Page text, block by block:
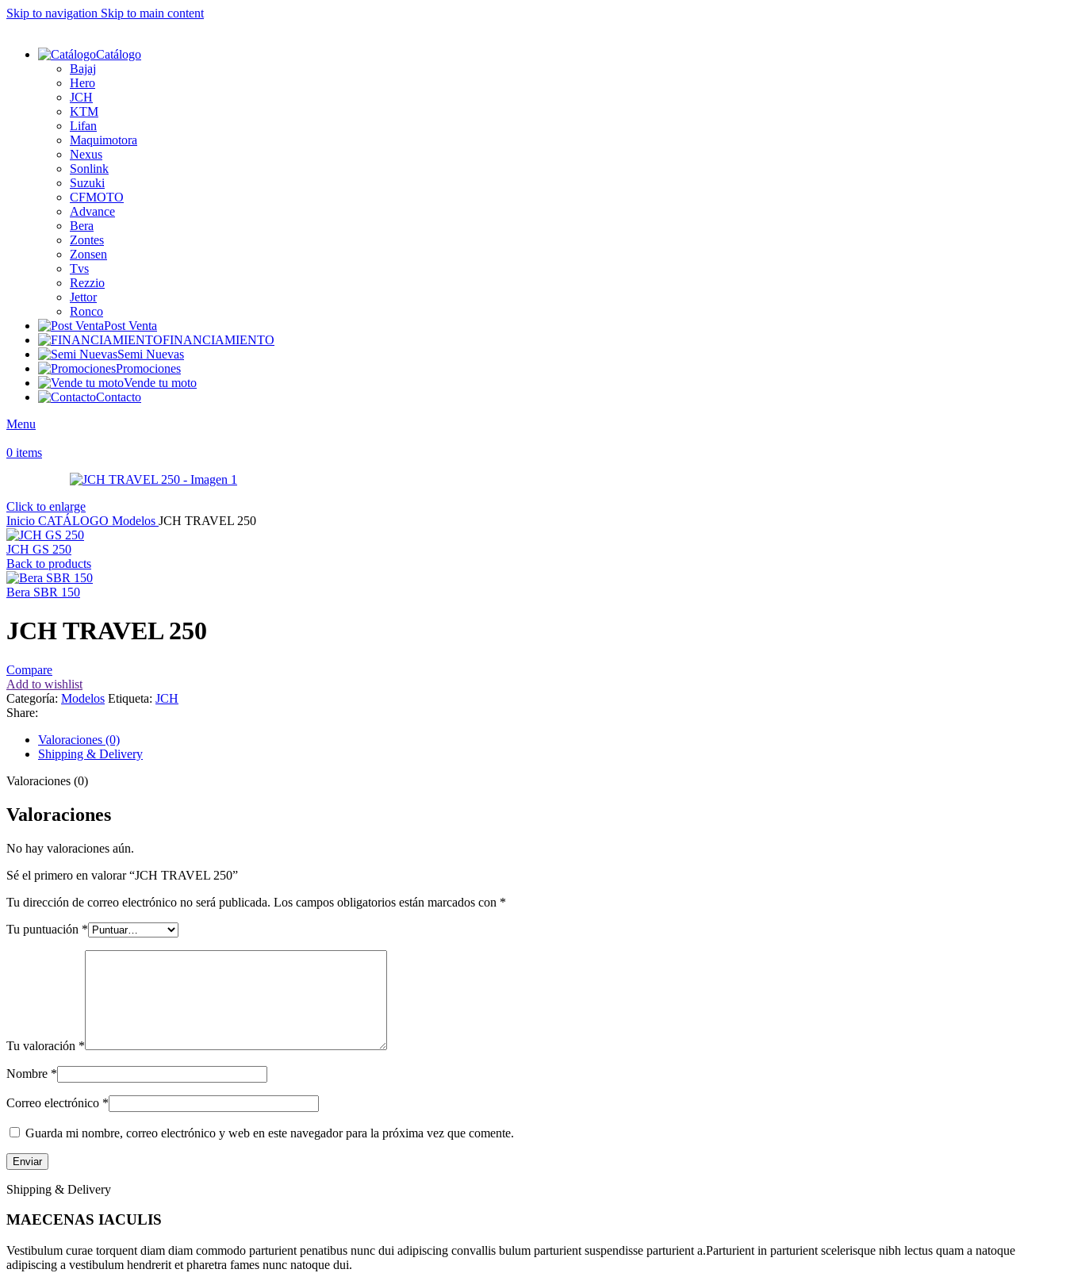
Skip to navigation Skip to main content
Catálogo
Bajaj
Hero
JCH
KTM
Lifan
Maquimotora
Nexus
Sonlink
Suzuki
CFMOTO
Advance
Bera
Zontes
Zonsen
Tvs
Rezzio
Jettor
Ronco
Post Venta
FINANCIAMIENTO
Semi Nuevas
Promociones
Vende tu moto
Contacto
Menu
0 items
Click to enlarge
Inicio CATÁLOGO Modelos JCH TRAVEL 250
JCH GS 250
Back to products
Bera SBR 150
JCH TRAVEL 250
Compare
Add to wishlist
Categoría: Modelos Etiqueta: JCH
Share:
Valoraciones (0)
Shipping & Delivery
Valoraciones (0)
Valoraciones
No hay valoraciones aún.
Sé el primero en valorar “JCH TRAVEL 250”
Tu dirección de correo electrónico no será publicada. Los campos obligatorios están marcados con *
Tu puntuación *
Tu valoración *
Nombre *
Correo electrónico *
Guarda mi nombre, correo electrónico y web en este navegador para la próxima vez que comente.
Shipping & Delivery
MAECENAS IACULIS
Vestibulum curae torquent diam diam commodo parturient penatibus nunc dui adipiscing convallis bulum parturient suspendisse parturient a.Parturient in parturient scelerisque nibh lectus quam a natoque
adipiscing a vestibulum hendrerit et pharetra fames nunc natoque dui.